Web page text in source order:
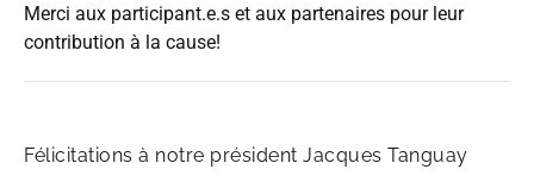
Merci aux participant.e.s et aux partenaires pour leur
contribution à la cause!
Félicitations à notre président Jacques Tanguay